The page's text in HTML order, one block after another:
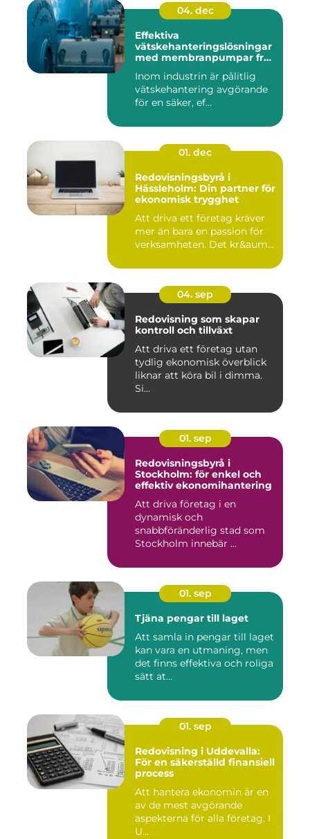
04. dec
Effektiva
vätskehanteringslösningar
med membranpumpar från
Inom industrin är pålitlig
vätskehantering avgörande
för en säker, ef...
01. dec
Redovisningsbyrå i
Hässleholm: Din partner för
ekonomisk trygghet
Att driva ett företag kräver
mer än bara en passion för
verksamheten. Det kr&aum...
04. sep
Redovisning som skapar
kontroll och tillväxt
Att driva ett företag utan
tydlig ekonomisk överblick
liknar att köra bil i dimma.
Si...
01. sep
Redovisningsbyrå i
Stockholm: för enkel och
effektiv ekonomihantering
Att driva företag i en
dynamisk och
snabbföränderlig stad som
Stockholm innebär ...
01. sep
Tjäna pengar till laget
Att samla in pengar till laget
kan vara en utmaning, men
det finns effektiva och roliga
sätt at...
01. sep
Redovisning i Uddevalla:
För en säkerställd finansiell
process
Att hantera ekonomin är en
av de mest avgörande
aspekterna för alla företag. I
U...